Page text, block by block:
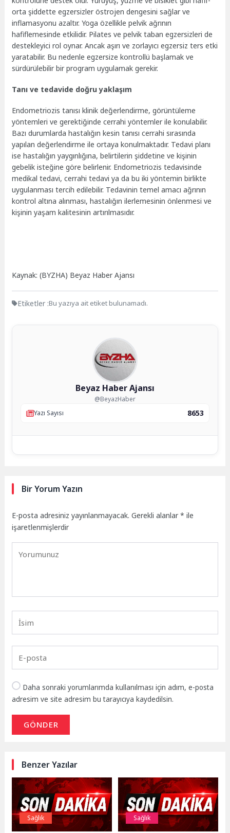
orta şiddette egzersizler östrojen dengesini sağlar ve
inflamasyonu azaltır. Yoga özellikle pelvik ağrının
hafiflemesinde etkilidir. Pilates ve pelvik taban egzersizleri de
destekleyici rol oynar. Ancak aşırı ve zorlayıcı egzersiz ters etki
yaratabilir. Bu nedenle egzersize kontrollü başlamak ve
sürdürülebilir bir program uygulamak gerekir.
Tanı ve tedavide doğru yaklaşım
Endometriozis tanısı klinik değerlendirme, görüntüleme
yöntemleri ve gerektiğinde cerrahi yöntemler ile konulabilir.
Bazı durumlarda hastalığın kesin tanısı cerrahi sırasında
yapılan değerlendirme ile ortaya konulmaktadır. Tedavi planı
ise hastalığın yaygınlığına, belirtilerin şiddetine ve kişinin
gebelik isteğine göre belirlenir. Endometriozis tedavisinde
medikal tedavi, cerrahi tedavi ya da bu iki yöntemin birlikte
uygulanması tercih edilebilir. Tedavinin temel amacı ağrının
kontrol altına alınması, hastalığın ilerlemesinin önlenmesi ve
kişinin yaşam kalitesinin artırılmasıdır.
Kaynak: (BYZHA) Beyaz Haber Ajansı
Etiketler :Bu yazıya ait etiket bulunamadı.
Beyaz Haber Ajansı
@BeyazHaber
Yazı Sayısı
8653
Bir Yorum Yazın
E-posta adresiniz yayınlanmayacak. Gerekli alanlar* ile
işaretlenmişlerdir
Daha sonraki yorumlarımda kullanılması için adım, e-posta
adresim ve site adresim bu tarayıcıya kaydedilsin.
GÖNDER
Benzer Yazılar
Sağlık Sağlık